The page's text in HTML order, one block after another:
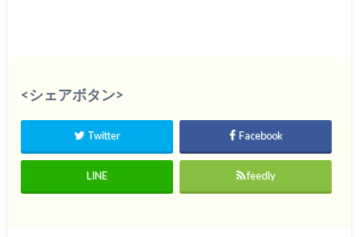
<シェアボタン>
Twitter Facebook
LINE feedly